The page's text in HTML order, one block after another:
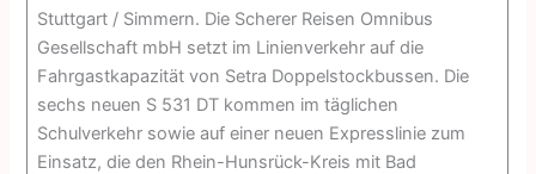
Stuttgart / Simmern. Die Scherer Reisen Omnibus
Gesellschaft mbH setzt im Linienverkehr auf die
Fahrgastkapazität von Setra Doppelstock­bussen. Die
sechs neuen S 531 DT kommen im täglichen
Schulverkehr sowie auf einer neuen Expresslinie zum
Einsatz, die den Rhein-Hunsrück-Kreis mit Bad